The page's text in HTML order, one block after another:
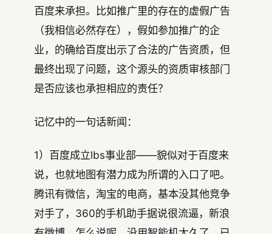
百度来承担。比如推广里的存在的虚假广告
（我相信必然存在），假如参加推广的企
业，的确给百度出示了合法的广告资质，但
最终出现了问题，这个源头的资质审核部门
是否应该也承担相应的责任？
记忆中的一句话新闻：
1）百度成立lbs事业部——貌似对于百度来
说，也就地图有潜力成为所谓的入口了吧。
腾讯有微信，淘宝的电商，基本没其他竞争
对手了，360的手机助手据说很流逼，新浪